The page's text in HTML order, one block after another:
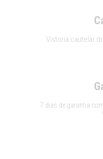
Vistoria cautelar
7 dias de garantia